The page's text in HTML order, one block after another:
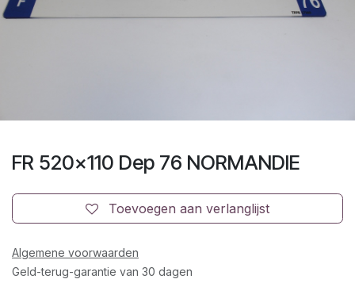
FR 520x110 Dep 76 NORMANDIE
Toevoegen aan verlanglijst
Algemene voorwaarden
Geld-terug-garantie van 30 dagen